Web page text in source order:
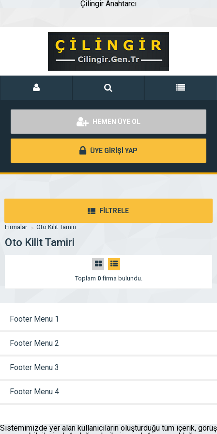
Çilingir Anahtarcı
HEMEN ÜYE OL
ÜYE GİRİŞİ YAP
FİLTRELE
Firmalar Oto Kilit Tamiri
Oto Kilit Tamiri
Toplam 0firma bulundu.
Footer Menu 1
Footer Menu 2
Footer Menu 3
Footer Menu 4
Sistemimizde yer alan kullanıcıların oluşturduğu tüm içerik, görüş